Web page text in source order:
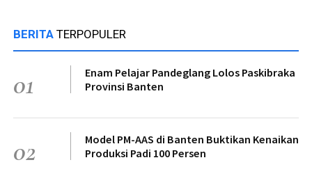
BERITA TERPOPULER
01
Enam Pelajar Pandeglang Lolos Paskibraka
Provinsi Banten
02
Model PM-AAS di Banten Buktikan Kenaikan
Produksi Padi 100 Persen